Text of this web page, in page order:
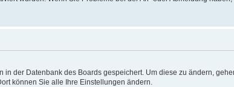
der Datenbank des Boards gespeichert. Um diese zu ändern,
können Sie alle Ihre Einstellungen ändern.